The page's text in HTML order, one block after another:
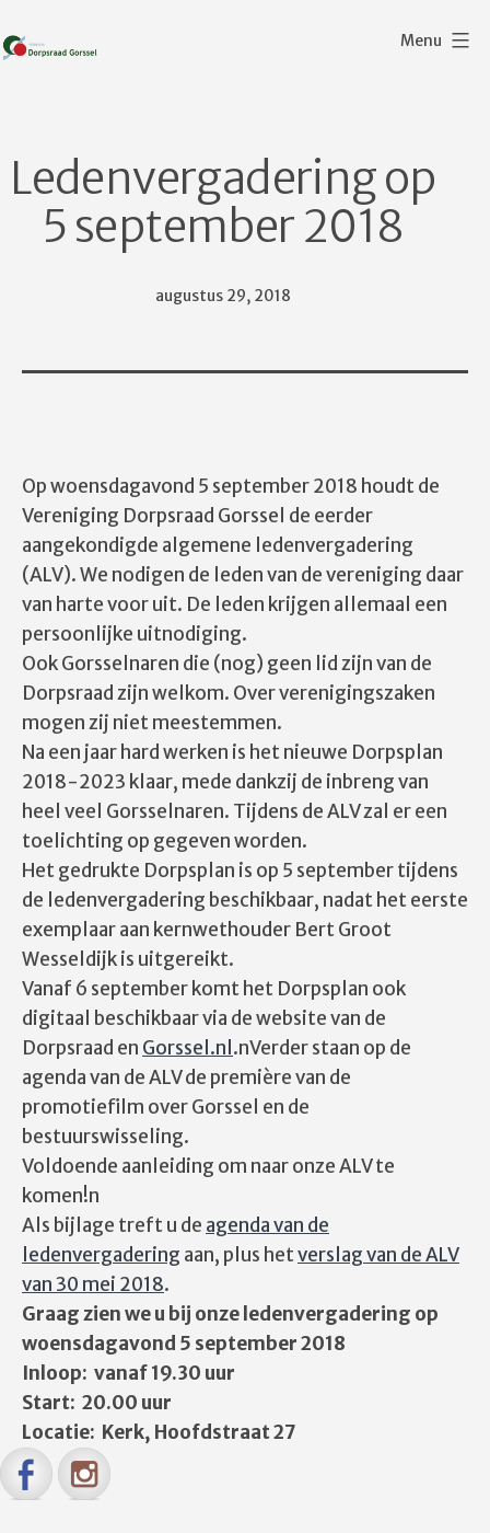
naar
Menu
Ledenvergadering op
5 september 2018
Gepubliceerd
augustus 29, 2018
Op woensdagavond 5 september 2018 houdt de
Vereniging Dorpsraad Gorssel de eerder
aangekondigde algemene ledenvergadering
(ALV). We nodigen de leden van de vereniging daar
van harte voor uit. De leden krijgen allemaal een
persoonlijke uitnodiging.
Ook Gorsselnaren die (nog) geen lid zijn van de
Dorpsraad zijn welkom. Over verenigingszaken
mogen zij niet meestemmen.
Na een jaar hard werken is het nieuwe Dorpsplan
2018-2023 klaar, mede dankzij de inbreng van
heel veel Gorsselnaren. Tijdens de ALV zal er een
toelichting op gegeven worden.
Het gedrukte Dorpsplan is op 5 september tijdens
de ledenvergadering beschikbaar, nadat het eerste
exemplaar aan kernwethouder Bert Groot
Wesseldijk is uitgereikt.
Vanaf 6 september komt het Dorpsplan ook
digitaal beschikbaar via de website van de
Dorpsraad en Gorssel.nl .nVerder staan op de
agenda van de ALV de première van de
promotiefilm over Gorssel en de
bestuurswisseling.
Voldoende aanleiding om naar onze ALV te
komen!n
Als bijlage treft u de agenda van de
ledenvergadering aan, plus hetverslag van de ALV
van 30 mei 2018.
Graag zien we u bij onze ledenvergadering op
woensdagavond 5 september 2018
Inloop: vanaf 19.30 uur
Start: 20.00 uur
Locatie: Kerk, Hoofdstraat 27